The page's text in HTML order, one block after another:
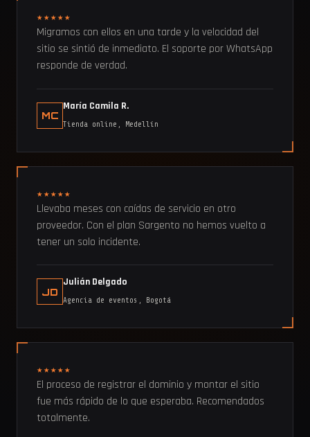
★★★★★
Migramos con ellos en una tarde y la velocidad del
sitio se sintió de inmediato. El soporte por WhatsApp
responde de verdad.
MC
María Camila R.
Tienda online, Medellín
★★★★★
Llevaba meses con caídas de servicio en otro
proveedor. Con el plan Sargento no hemos vuelto a
tener un solo incidente.
JD
Julián Delgado
Agencia de eventos, Bogotá
★★★★★
El proceso de registrar el dominio y montar el sitio
fue más rápido de lo que esperaba. Recomendados
totalmente.